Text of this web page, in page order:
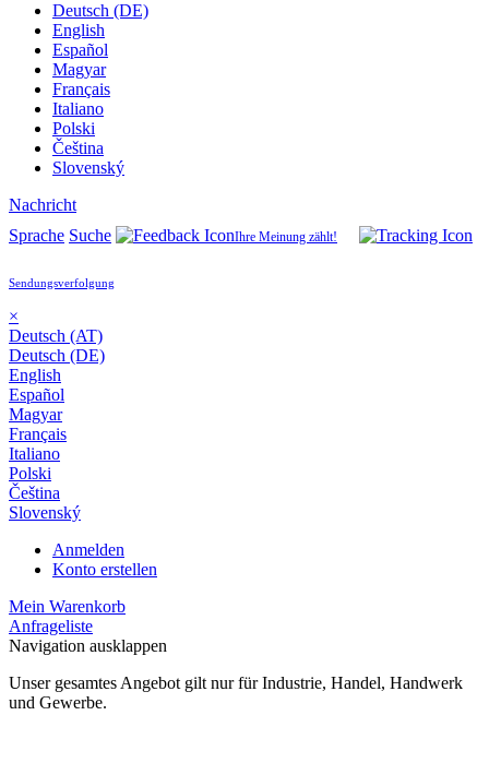
Deutsch (DE)
English
Español
Magyar
Français
Italiano
Polski
Čeština
Slovenský
Nachricht
Sprache Suche Ihre Meinung zählt!
Sendungsverfolgung
×
Deutsch (AT)
Deutsch (DE)
English
Español
Magyar
Français
Italiano
Polski
Čeština
Slovenský
Anmelden
Konto erstellen
Mein Warenkorb
Anfrageliste
Navigation ausklappen
Unser gesamtes Angebot gilt nur für Industrie, Handel, Handwerk
und Gewerbe.